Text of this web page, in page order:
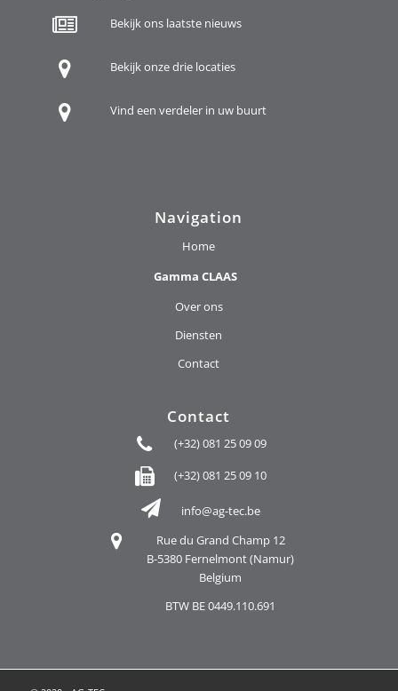
Bekijk ons laatste nieuws
Bekijk onze drie locaties
Vind een verdeler in uw buurt
Navigation
Home
Gamma CLAAS
Over ons
Diensten
Contact
Contact
(+32) 081 25 09 09
(+32) 081 25 09 10
info@ag-tec.be
Rue du Grand Champ 12
B-5380 Fernelmont (Namur)
Belgium
BTW BE 0449.110.691